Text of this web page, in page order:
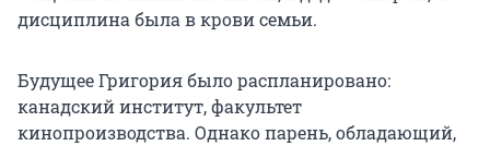
дисциплина была в крови семьи.
Будущее Григория было распланировано:
канадский институт, факультет
кинопроизводства. Однако парень, обладающий,